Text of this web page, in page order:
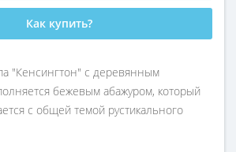
Как купить?
"Кенсингтон" с деревянным
бежевым абажуром, который
с общей темой рустикального